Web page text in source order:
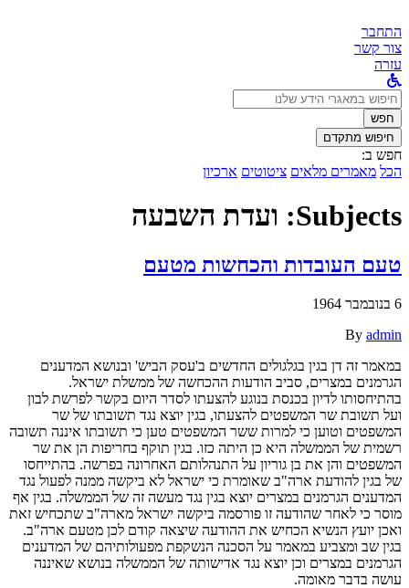
התחבר
צור קשר
עזרה
לחפש
ב:חפש
חיפוש מתקדם
חפש ב:
הכל מאמרים מלאים ציטוטים ארכיון
Subjects: ועדת השבעה
טעם העובדות והכחשות מטעם
6 בנובמבר 1964
By admin
במאמר זה דן בגין בגלגולים החדשים ב'עסק הביש' ובנושא המדענים
הגרמנים במצרים, סביב הודעות ההכחשה של ממשלת ישראל.
בהתיחסותו לדיון בכנסת בנוגע להצעתו לסדר היום בקשר לפרשת לבון
ועל תשובת שר המשפטים להצעתו, בגין יוצא נגד תשובתו של שר
המשפטים וטוען כי למרות ששר המשפטים טען כי תשובתו איננה תשובה
רשמית של הממשלה היא כן היתה כזו. בגין תוקף בחריפות הן את שר
המשפטים והן את בן גוריון על התנהלותם האחרונה בפרשה. בהתייחסו
של בגין להודעת ארה"ב שאומרת כי ישראל לא ביקשה ממנה לפעול נגד
המדענים הגרמנים במצרים יוצא בגין נגד מעשה זה של הממשלה. בגין אף
מוסר כי לאחר שהודעה זו פורסמה ביקשה ישראל מארה"ב שתכחיש זאת
ואכן יועץ הנשיא הכחיש את ההודעה שיצאה קודם לכן מטעם ארה"ב.
בגין שב ומצביע במאמר על הסכנה הנשקפת מפעולותיהם של המדענים
הגרמנים במצרים וכן יוצא נגד אדישותה של הממשלה בנושא שאיננה
עושה בדבר מאומה.